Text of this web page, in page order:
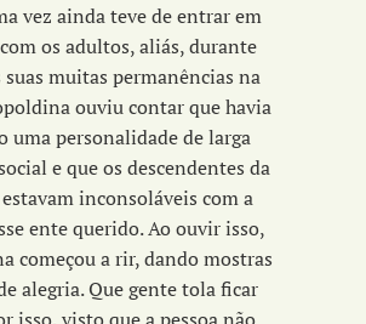
vez ainda teve de entrar em
os adultos, aliás, durante
suas muitas permanências na
ouviu contar que havia
uma personalidade de larga
e que os descendentes da
inconsoláveis com a
ente querido. Ao ouvir isso,
começou a rir, dando mostras
alegria. Que gente tola ficar